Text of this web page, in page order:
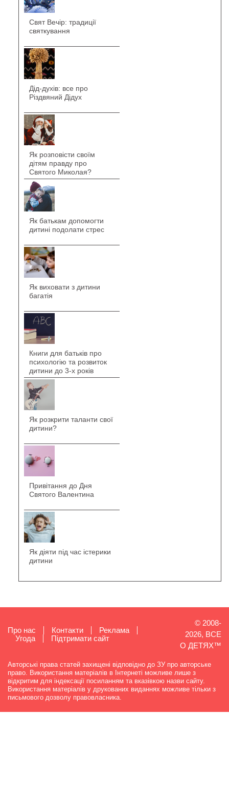
Свят Вечір: традиції
святкування
Дід-духів: все про
Різдвяний Дідух
Як розповісти своїм
дітям правду про
Святого Миколая?
Як батькам допомогти
дитині подолати стрес
Як виховати з дитини
багатія
Книги для батьків про
психологію та розвиток
дитини до 3-х років
Як розкрити таланти свої
дитини?
Привітання до Дня
Святого Валентина
Як діяти під час істерики
дитини
Про нас Контакти
Реклама
Угода
Підтримати сайт
© 2008-
2026, ВСЕ
О ДЕТЯХ™
Авторські права статей захищені відповідно до ЗУ про авторське
право. Використання матеріалів в Інтернеті можливе лише з
відкритим для індексації посиланням та вказівкою назви сайту.
Використання матеріалів у друкованих виданнях можливе тільки з
письмового дозволу правовласника.